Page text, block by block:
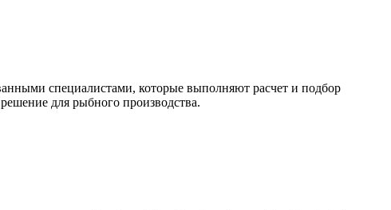
специалистами, которые выполняют расчет и подбор
для рыбного производства.